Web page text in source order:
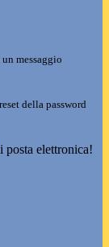
messaggio
della password
posta elettronica!